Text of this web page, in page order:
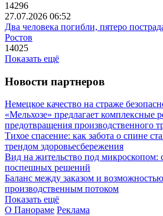
14296
27.07.2026 06:52
Два человека погибли, пятеро
Ростов
14025
Показать ещё
Новости партнеров
Немецкое качество на страже
«Мельхозе» предлагает комплексные
предотвращения производственного
Тихое спасение: как забота о спине
трендом здоровьесбережения
Вид на жительство под микроскопом:
поспешных решений
Баланс между заказом и
производственным потоком
Показать ещё
О Панораме Реклама